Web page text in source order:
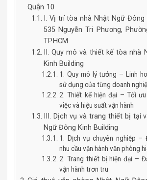
Quận 10
I. Vị trí tòa nhà Nhật Ngữ Đông
535 Nguyễn Tri Phương,
TP.HCM
II. Quy mô và thiết kế tòa nhà
Kinh Building
1. Quy mô lý tưởng – Linh
sử dụng của từng doanh
2. Thiết kế hiện đại – Tối
việc và hiệu suất vận hành
III. Dịch vụ và trang thiết bị tại
Ngữ Đông Kinh Building
1. Dịch vụ chuyên nghiệp –
nhu cầu vận hành văn phòng
2. Trang thiết bị hiện đại –
vận hành trơn tru